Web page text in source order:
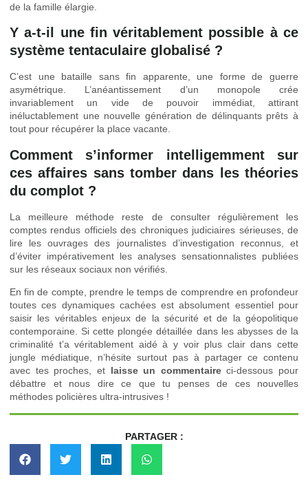
de la famille élargie.
Y a-t-il une fin véritablement possible à ce
système tentaculaire globalisé ?
C’est une bataille sans fin apparente, une forme de guerre
asymétrique. L’anéantissement d’un monopole crée
invariablement un vide de pouvoir immédiat, attirant
inéluctablement une nouvelle génération de délinquants prêts à
tout pour récupérer la place vacante.
Comment s’informer intelligemment sur
ces affaires sans tomber dans les théories
du complot ?
La meilleure méthode reste de consulter régulièrement les
comptes rendus officiels des chroniques judiciaires sérieuses, de
lire les ouvrages des journalistes d’investigation reconnus, et
d’éviter impérativement les analyses sensationnalistes publiées
sur les réseaux sociaux non vérifiés.
En fin de compte, prendre le temps de comprendre en profondeur
toutes ces dynamiques cachées est absolument essentiel pour
saisir les véritables enjeux de la sécurité et de la géopolitique
contemporaine. Si cette plongée détaillée dans les abysses de la
criminalité t’a véritablement aidé à y voir plus clair dans cette
jungle médiatique, n’hésite surtout pas à partager ce contenu
avec tes proches, et laisse un commentaireci-dessous pour
débattre et nous dire ce que tu penses de ces nouvelles
méthodes policières ultra-intrusives !
PARTAGER :